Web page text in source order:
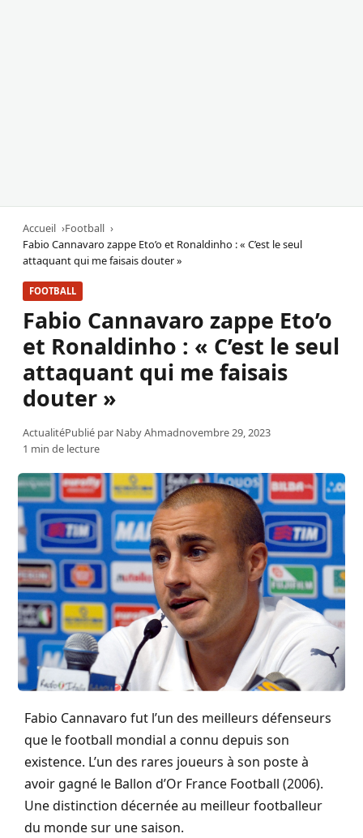
Accueil
Football
Fabio Cannavaro zappe Eto’o et Ronaldinho : « C’est le seul
attaquant qui me faisais douter »
FOOTBALL
Fabio Cannavaro zappe Eto’o
et Ronaldinho : « C’est le seul
attaquant qui me faisais
douter »
ActualitéPublié par Naby Ahmadnovembre 29, 2023
1 min de lecture
Fabio Cannavaro fut l’un des meilleurs défenseurs
que le football mondial a connu depuis son
existence. L’un des rares joueurs à son poste à
avoir gagné le Ballon d’Or France Football (2006).
Une distinction décernée au meilleur footballeur
du monde sur une saison.